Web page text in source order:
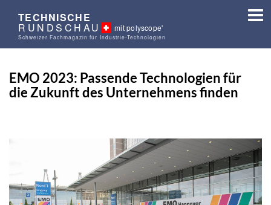
TECHNISCHE
RUNDSCHAU mit polyscope'
Schweizer Fachmagazin für Industrie-Technologien
EMO 2023: Passende Technologien für
die Zukunft des Unternehmens finden